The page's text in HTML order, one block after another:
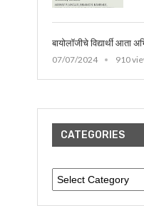
बायोलॉजीचे विद्यार्थी आता
07/07/2024
910
CATEGORIES